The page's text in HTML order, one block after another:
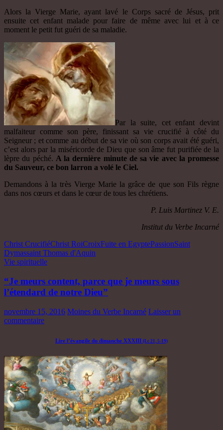
Alors la Vierge Marie, ayant lavé le Corps sacré de Jésus, prit
ensuite cet enfant malade pour faire de même avec lui et à ce
moment le petit fut guéri de sa maladie.
Par la suite, cet enfant devint
malfaiteur comme son père, finissant sa vie crucifié à côté du
Seigneur ; et comme au début de sa vie où son corps avait été guéri,
c’est alors par la miséricorde de Dieu que son âme fut purifiée de la
lèpre du péché. A la dernière minute de sa vie avec la promesse
du Sauveur, ce bon larron a volé le Ciel.
Demandons à la très Vierge Marie la grâce de que son Fils règne
dans nos cœurs et dans le cœur de tous les chrétiens.
P. Luis Martinez V. E.
Institut du Verbe Incarné
Christ CrucifiéChrist RoiCroixFuite en EgyptePassionSaint
Dymassaint Thomas d'Aquin
Vie spirituelle
“Je meurs content, parce que je meurs sous
l’étendard de notre Dieu”
novembre 15, 2016 Moines du Verbe Incarné Laisser un
commentaire
Lire l’évangile du dimanche XXXIII (Lc 21, 5-19)